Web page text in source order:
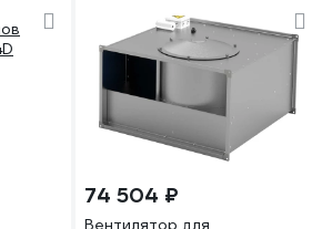
74 504 ₽
Вентилятор для